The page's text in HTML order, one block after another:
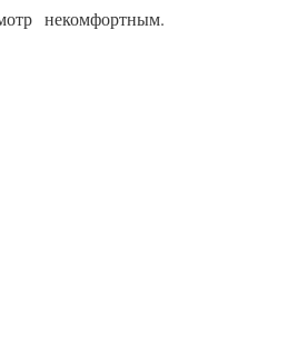
некомфортным.